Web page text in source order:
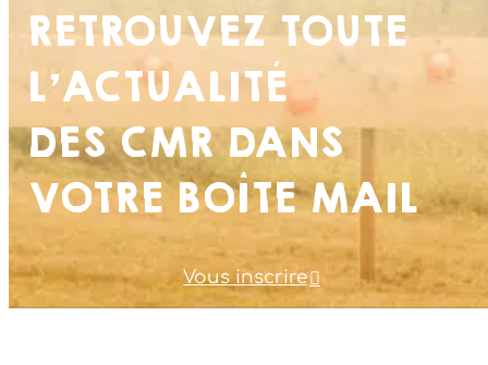
RETROUVEZ TOUTE
L’ACTUALITÉ
DES CMR DANS
VOTRE BOÎTE MAIL
Vous inscrire